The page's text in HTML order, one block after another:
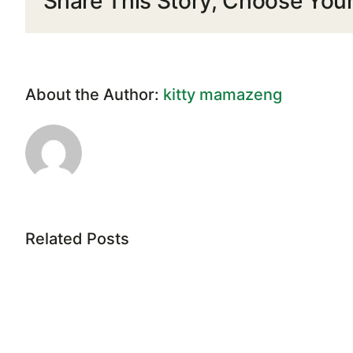
About the Author: kitty mamazeng
Related Posts